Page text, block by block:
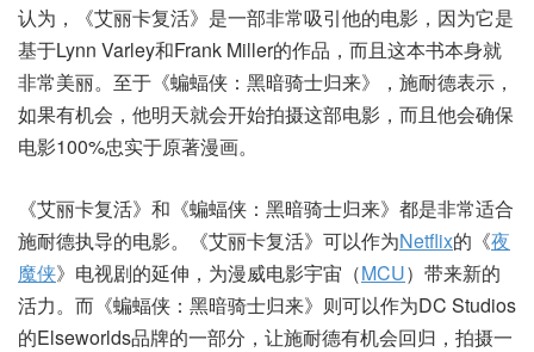
认为，《艾丽卡复活》是一部非常吸引他的电影，因为它是
基于Lynn Varley和Frank Miller的作品，而且这本书本身就
非常美丽。至于《蝙蝠侠：黑暗骑士归来》，施耐德表示，
如果有机会，他明天就会开始拍摄这部电影，而且他会确保
电影100%忠实于原著漫画。
《艾丽卡复活》和《蝙蝠侠：黑暗骑士归来》都是非常适合
施耐德执导的电影。《艾丽卡复活》可以作为Netflix的《夜
魔侠》电视剧的延伸，为漫威电影宇宙（MCU）带来新的
活力。而《蝙蝠侠：黑暗骑士归来》则可以作为DC Studios
的Elseworlds品牌的一部分，让施耐德有机会回归，拍摄一